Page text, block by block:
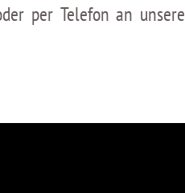
per Telefon an unsere